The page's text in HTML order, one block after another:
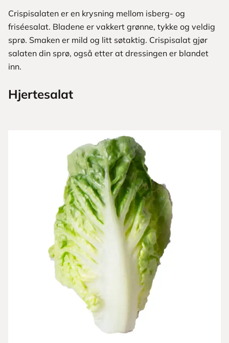
Crispisalaten er en krysning ­mellom isberg- og
friséesalat. Bladene er vakkert grønne, tykke og veldig
sprø. Smaken er mild og litt søtaktig. Crispisalat gjør
salaten din sprø, også etter at dressingen er blandet
inn.
Hjertesalat